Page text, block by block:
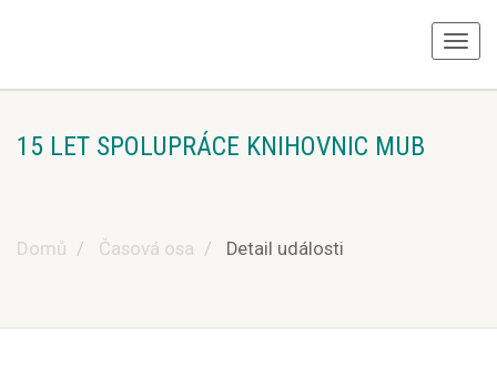
15 LET SPOLUPRÁCE KNIHOVNIC MUB
Domů Časová osa Detail události